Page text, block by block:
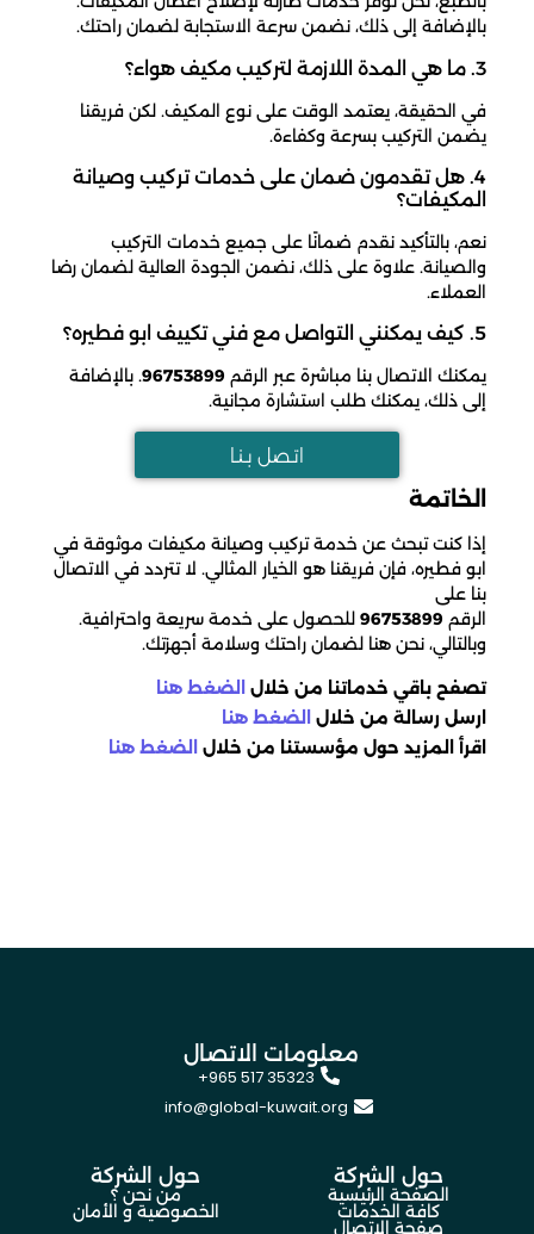
بالإضافة إلى ذلك، نضمن سرعة الاستجابة لضمان راحتك.
3. ما هي المدة اللازمة لتركيب مكيف هواء؟
في الحقيقة، يعتمد الوقت على نوع المكيف. لكن فريقنا
يضمن التركيب بسرعة وكفاءة.
4. هل تقدمون ضمان على خدمات تركيب وصيانة
المكيفات؟
نعم، بالتأكيد نقدم ضمانًا على جميع خدمات التركيب
والصيانة. علاوة على ذلك، نضمن الجودة العالية لضمان رضا
العملاء.
5. كيف يمكنني التواصل مع فني تكييف ابو فطيره؟
يمكنك الاتصال بنا مباشرة عبر الرقم 96753899. بالإضافة
إلى ذلك، يمكنك طلب استشارة مجانية.
اتـصل بـنـا
الخاتمة
إذا كنت تبحث عن خدمة تركيب وصيانة مكيفات موثوقة في
ابو فطيره، فإن فريقنا هو الخيار المثالي. لا تتردد في الاتصال
بنا على
الرقم 96753899 للحصول على خدمة سريعة واحترافية.
وبالتالي، نحن هنا لضمان راحتك وسلامة أجهزتك.
تصفح باقي خدماتنا من خلال الضغط هنا
ارسل رسالة من خلال
الضغط هنا
اقرأ المزيد حول مؤسستنا من خلال
الضغط هنا
معلومات الاتصال
+965 517 35323
info@global-kuwait.org
حول الشركة
الصفحة الرئيسية
كافة الخدمات
صفحة الاتصال
حول الشركة
من نحن ؟
الخصوصية و الأمان